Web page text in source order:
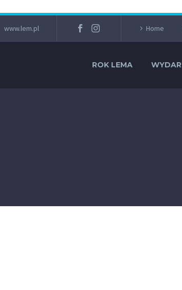
www.lem.pl Home
ROK LEMA